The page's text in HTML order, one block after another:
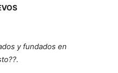
y fundados en